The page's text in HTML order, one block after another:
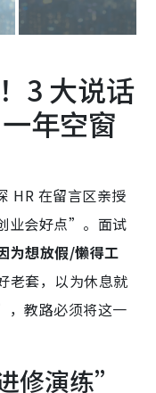
3 大说话
年空窗
HR 在留言区亲授
业会好点”。面试
为想放假/懒得工
老套，以为休息就
，教路必须将这一
修演练”